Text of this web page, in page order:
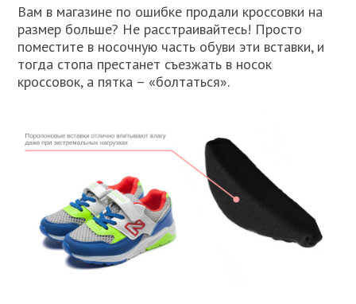
Вам в магазине по ошибке продали кроссовки на
размер больше? Не расстраивайтесь! Просто
поместите в носочную часть обуви эти вставки, и
тогда стопа престанет съезжать в носок
кроссовок, а пятка – «болтаться».